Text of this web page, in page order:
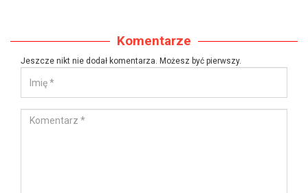
Komentarze
Jeszcze nikt nie dodał komentarza. Możesz być pierwszy.